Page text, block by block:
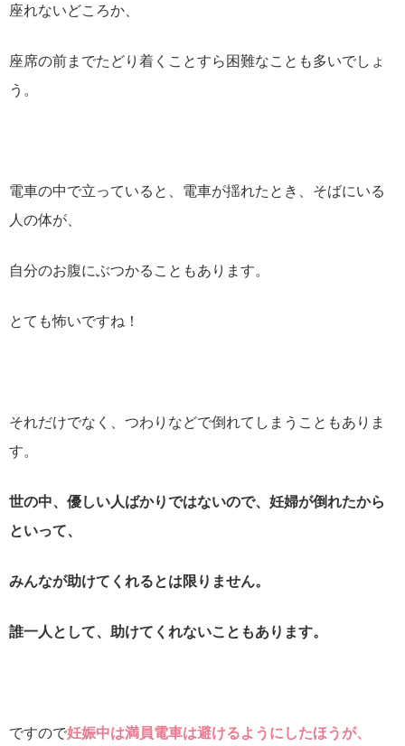
座れないどころか、
座席の前までたどり着くことすら困難なことも多いでしょ
う。
電車の中で立っていると、電車が揺れたとき、そばにいる
人の体が、
自分のお腹にぶつかることもあります。
とても怖いですね！
それだけでなく、つわりなどで倒れてしまうこともありま
す。
世の中、優しい人ばかりではないので、妊婦が倒れたから
といって、
みんなが助けてくれるとは限りません。
誰一人として、助けてくれないこともあります。
ですので妊娠中は満員電車は避けるようにしたほうが、